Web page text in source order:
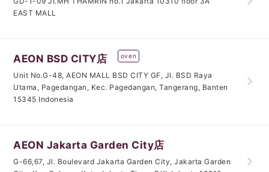
EAST MALL
AEON BSD CITY店 oven
Unit No.G-48, AEON MALL BSD CITY GF, Jl. BSD Raya
Utama, Pagedangan, Kec. Pagedangan, Tangerang, Banten
15345 Indonesia
AEON Jakarta Garden City店
G-66,67, Jl. Boulevard Jakarta Garden City, Jakarta Garden